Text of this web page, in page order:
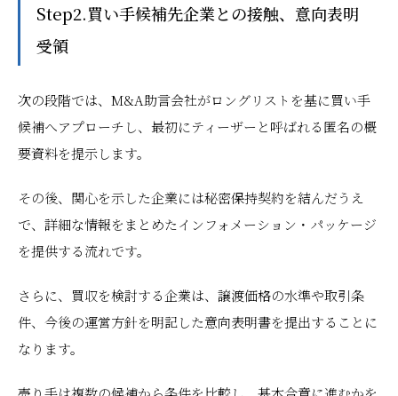
Step2.買い手候補先企業との接触、意向表明
受領
次の段階では、M&A助言会社がロングリストを基に買い手
候補へアプローチし、最初にティーザーと呼ばれる匿名の概
要資料を提示します。
その後、関心を示した企業には秘密保持契約を結んだうえ
で、詳細な情報をまとめたインフォメーション・パッケージ
を提供する流れです。
さらに、買収を検討する企業は、譲渡価格の水準や取引条
件、今後の運営方針を明記した意向表明書を提出することに
なります。